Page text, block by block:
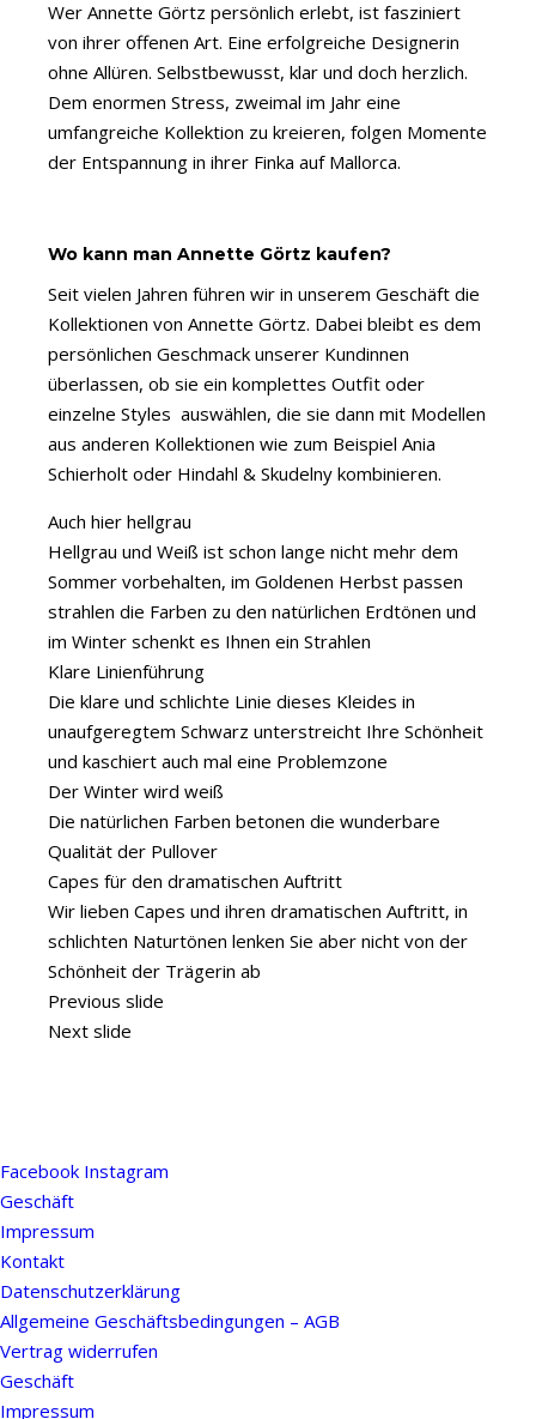
Wer Annette Görtz persönlich erlebt, ist fasziniert
von ihrer offenen Art. Eine erfolgreiche Designerin
ohne Allüren. Selbstbewusst, klar und doch herzlich.
Dem enormen Stress, zweimal im Jahr eine
umfangreiche Kollektion zu kreieren, folgen Momente
der Entspannung in ihrer Finka auf Mallorca.
Wo kann man Annette Görtz kaufen?
Seit vielen Jahren führen wir in unserem Geschäft die
Kollektionen von Annette Görtz. Dabei bleibt es dem
persönlichen Geschmack unserer Kundinnen
überlassen, ob sie ein komplettes Outfit oder
einzelne Styles auswählen, die sie dann mit Modellen
aus anderen Kollektionen wie zum Beispiel Ania
Schierholt oder Hindahl & Skudelny kombinieren.
Auch hier hellgrau
Hellgrau und Weiß ist schon lange nicht mehr dem
Sommer vorbehalten, im Goldenen Herbst passen
strahlen die Farben zu den natürlichen Erdtönen und
im Winter schenkt es Ihnen ein Strahlen
Klare Linienführung
Die klare und schlichte Linie dieses Kleides in
unaufgeregtem Schwarz unterstreicht Ihre Schönheit
und kaschiert auch mal eine Problemzone
Der Winter wird weiß
Die natürlichen Farben betonen die wunderbare
Qualität der Pullover
Capes für den dramatischen Auftritt
Wir lieben Capes und ihren dramatischen Auftritt, in
schlichten Naturtönen lenken Sie aber nicht von der
Schönheit der Trägerin ab
Previous slide
Next slide
Facebook Instagram
Geschäft
Impressum
Kontakt
Datenschutzerklärung
Allgemeine Geschäftsbedingungen – AGB
Vertrag widerrufen
Geschäft
Impressum